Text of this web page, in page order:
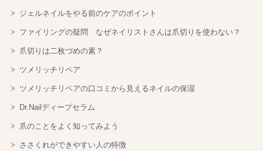
ジェルネイルをやる前のケアのポイント
ファイリングの疑問 なぜネイリストさんは爪切りを使わない？
爪切りは二枚づめの素？
ツメリッチリペア
ツメリッチリペアの口コミから見えるネイルの保湿
Dr.Nailディープセラム
爪のことをよく知ってみよう
ささくれができやすい人の特徴